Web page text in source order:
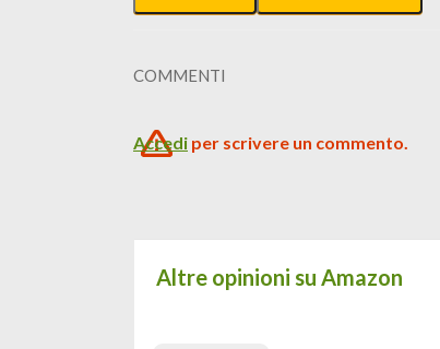
COMMENTI
Accedi per scrivere un commento.
Altre opinioni su Amazon